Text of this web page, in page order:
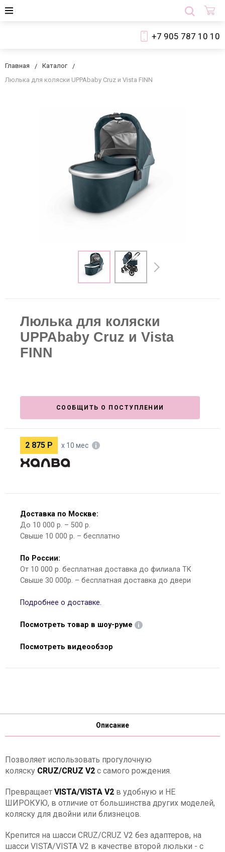
+7 905 787 10 10
Главная
Каталог
Люлька для коляски UPPAbaby Cruz и Vista FINN
Люлька для коляски
UPPAbaby Cruz и Vista
FINN
СООБЩИТЬ О ПОСТУПЛЕНИИ
2 875 Р х 10 мес
Доставка по Москве:
До 10 000 р. – 500 р.
Свыше 10 000 р. – бесплатно
По России:
От 10 000 р. бесплатная доставка до филиала ТК
Свыше 30 000р. – бесплатная доставка до двери
Подробнее о доставке.
Посмотреть товар в шоу-руме
Посмотреть видеообзор
Описание
Позволяет использовать прогулочную
коляску CRUZ/CRUZ V2 с самого рождения.
Превращает VISTA/VISTA V2 в удобную и НЕ
ШИРОКУЮ, в отличие от большинства других моделей,
коляску для двойни или близнецов.
Крепится на шасси CRUZ/CRUZ V2 без адаптеров, на
шасси VISTA/VISTA V2 в качестве второй люльки - с